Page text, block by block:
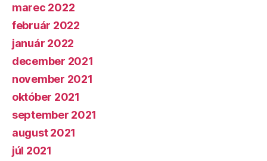
marec 2022
február 2022
január 2022
december 2021
november 2021
október 2021
september 2021
august 2021
júl 2021